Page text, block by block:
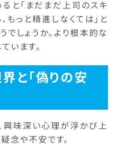
と「まだまだ上司のスキ
もっと精進しなくては」と
でしょうか。より根本的な
います。
と「偽りの安
興味深い心理が浮かび上
念や不安です。